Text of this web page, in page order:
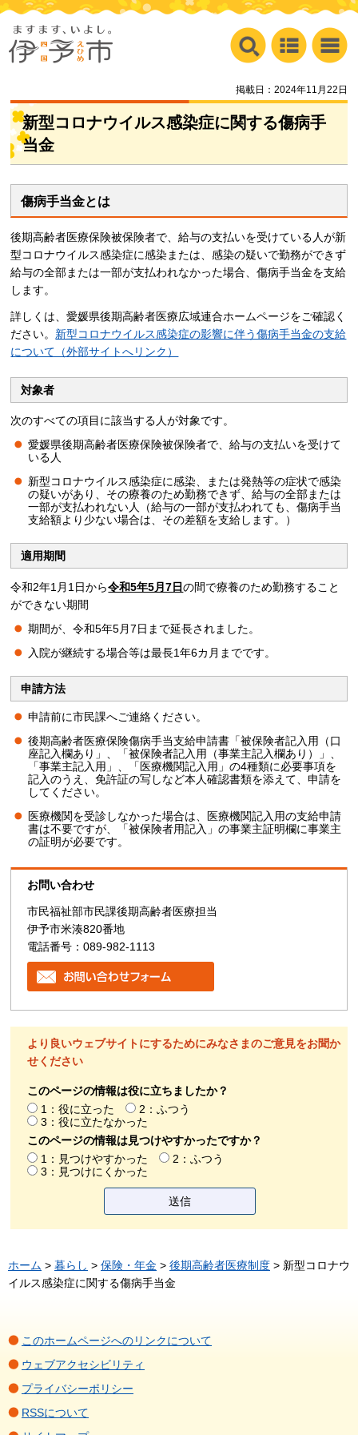
掲載日：2024年11月22日
新型コロナウイルス感染症に関する傷病手
当金
傷病手当金とは
後期高齢者医療保険被保険者で、給与の支払いを受けている人が新
型コロナウイルス感染症に感染または、感染の疑いで勤務ができず
給与の全部または一部が支払われなかった場合、傷病手当金を支給
します。
詳しくは、愛媛県後期高齢者医療広域連合ホームページをご確認く
ださい。 新型コロナウイルス感染症の影響に伴う傷病手当金の支給
について（外部サイトへリンク）
対象者
次のすべての項目に該当する人が対象です。
愛媛県後期高齢者医療保険被保険者で、給与の支払いを受けて
いる人
新型コロナウイルス感染症に感染、または発熱等の症状で感染
の疑いがあり、その療養のため勤務できず、給与の全部または
一部が支払われない人（給与の一部が支払われても、傷病手当
支給額より少ない場合は、その差額を支給します。）
適用期間
令和2年1月1日から令和5年5月7日の間で療養のため勤務すること
ができない期間
期間が、令和5年5月7日まで延長されました。
入院が継続する場合等は最長1年6カ月までです。
申請方法
申請前に市民課へご連絡ください。
後期高齢者医療保険傷病手当支給申請書「被保険者記入用（口
座記入欄あり」、「被保険者記入用（事業主記入欄あり）」、
「事業主記入用」、「医療機関記入用」の4種類に必要事項を
記入のうえ、免許証の写しなど本人確認書類を添えて、申請を
してください。
医療機関を受診しなかった場合は、医療機関記入用の支給申請
書は不要ですが、「被保険者用記入」の事業主証明欄に事業主
の証明が必要です。
お問い合わせ
市民福祉部市民課後期高齢者医療担当
伊予市米湊820番地
電話番号：089-982-1113
より良いウェブサイトにするためにみなさまのご意見をお聞か
せください
このページの情報は役に立ちましたか？
1：役に立った
2：ふつう
3：役に立たなかった
このページの情報は見つけやすかったですか？
1：見つけやすかった
2：ふつう
3：見つけにくかった
ホーム > 暮らし > 保険・年金 > 後期高齢者医療制度 > 新型コロナウ
イルス感染症に関する傷病手当金
このホームページへのリンクについて
ウェブアクセシビリティ
プライバシーポリシー
RSSについて